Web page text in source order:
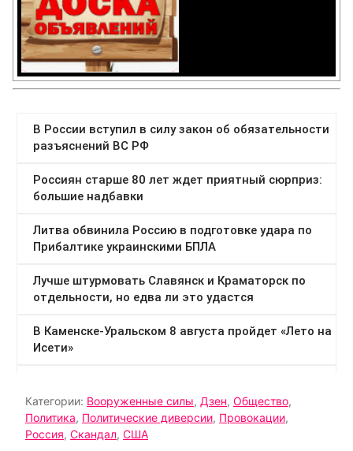
Категории: Вооруженные силы, Дзен, Общество,
Политика, Политические диверсии, Провокации,
Россия, Скандал, США